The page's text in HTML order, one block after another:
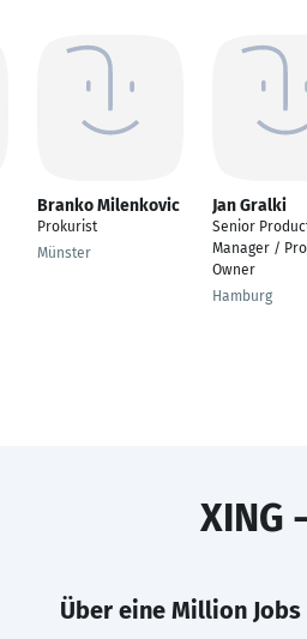
Branko Milenkovic
Prokurist
Münster
Jan Gralki
Senior
Manager /
Owner
Hamburg
XING
Über eine Million Jobs